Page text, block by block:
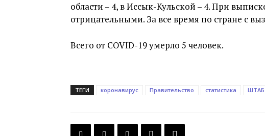
области – 4, в Иссык-Кульской – 4. При
отрицательными. За все время по стране с
Всего от COVID-19 умерло 5 человек.
ТЕГИ коронавирус Правительство статистика ШТАБ